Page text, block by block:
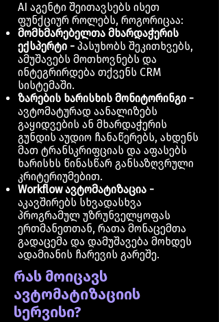
AI აგენტი შეითავსებს ისეთ
ფუნქციურ როლებს, როგორიცაა:
მომხმარებელთა მხარდაჭერის
ექსპერტი - პასუხობს შეკითხვებს,
ამუშავებს მოთხოვნებს და
ინტეგრირდება თქვენს CRM
სისტემაში.
ზარების ხარისხის მონიტორინგი -
ავტომატურად აანალიზებს
გაყიდვების ან მხარდაჭერის
გუნდის აუდიო ჩანაწერებს, ახდენს
მათ ტრანსკრიფციას და აფასებს
ხარისხს წინასწარ განსაზღვრული
კრიტერიუმებით.
Workflow ავტომატიზაცია -
აკავშირებს სხვადასხვა
პროგრამულ უზრუნველყოფას
ერთმანეთთან, რათა მონაცემთა
გადაცემა და დამუშავება მოხდეს
ადამიანის ჩარევის გარეშე.
რას მოიცავს
ავტომატიზაციის
სერვისი?